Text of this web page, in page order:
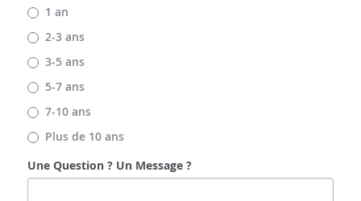
1 an
2-3 ans
3-5 ans
5-7 ans
7-10 ans
Plus de 10 ans
Une Question ? Un Message ?